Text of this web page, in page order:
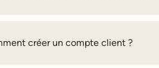
créer un compte client ?